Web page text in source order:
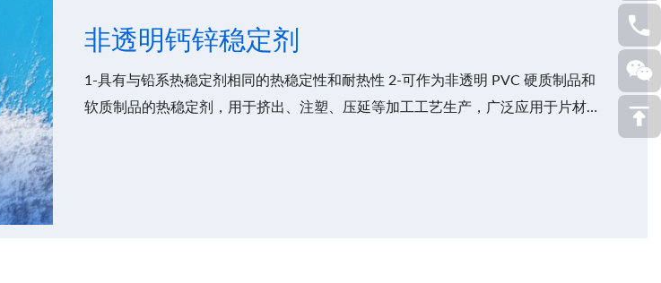
非透明钙锌稳定剂
1-具有与铅系热稳定剂相同的热稳定性和耐热性 2-可作为非透明 PVC 硬质制品和
软质制品的热稳定剂，用于挤出、注塑、压延等加工工艺生产，广泛应用于片材、